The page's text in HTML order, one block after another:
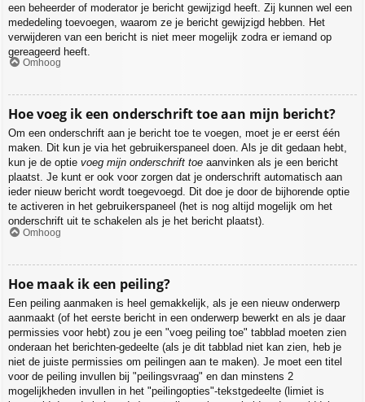
een beheerder of moderator je bericht gewijzigd heeft. Zij kunnen wel een
mededeling toevoegen, waarom ze je bericht gewijzigd hebben. Het
verwijderen van een bericht is niet meer mogelijk zodra er iemand op
gereageerd heeft.
Omhoog
Hoe voeg ik een onderschrift toe aan mijn bericht?
Om een onderschrift aan je bericht toe te voegen, moet je er eerst één
maken. Dit kun je via het gebruikerspaneel doen. Als je dit gedaan hebt,
kun je de optie voeg mijn onderschrift toe aanvinken als je een bericht
plaatst. Je kunt er ook voor zorgen dat je onderschrift automatisch aan
ieder nieuw bericht wordt toegevoegd. Dit doe je door de bijhorende optie
te activeren in het gebruikerspaneel (het is nog altijd mogelijk om het
onderschrift uit te schakelen als je het bericht plaatst).
Omhoog
Hoe maak ik een peiling?
Een peiling aanmaken is heel gemakkelijk, als je een nieuw onderwerp
aanmaakt (of het eerste bericht in een onderwerp bewerkt en als je daar
permissies voor hebt) zou je een "voeg peiling toe" tabblad moeten zien
onderaan het berichten-gedeelte (als je dit tabblad niet kan zien, heb je
niet de juiste permissies om peilingen aan te maken). Je moet een titel
voor de peiling invullen bij "peilingsvraag" en dan minstens 2
mogelijkheden invullen in het "peilingopties"-tekstgedeelte (limiet is